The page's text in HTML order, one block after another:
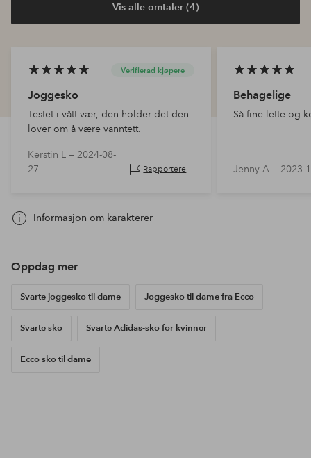
Vis alle omtaler (4)
Verifierad kjøpere
Joggesko
Testet i vått vær, den holder det den
lover om å være vanntett.
Kerstin L — 2024-08-
27
Rapportere
Behagelige
Så fine lette og
Jenny A — 2023-
Informasjon om karakterer
Oppdag mer
Svarte joggesko til dame Joggesko til dame fra Ecco
Svarte sko Svarte Adidas-sko for kvinner
Ecco sko til dame